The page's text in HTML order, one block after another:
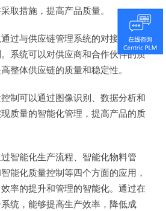
取措施，提高产品质量。
过与供应链管理系统的对接，实现
系统可以对供应商和合作伙伴的质
整体供应链的质量和稳定性。
制可以通过图像识别、数据分析和
质量的智能化管理，提高产品的质
智能化生产流程、智能化物料管
能化质量控制等四个方面的应用，
率的提升和管理的智能化。通过在
统，能够提高生产效率，降低成